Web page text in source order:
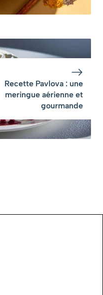
Recette Pavlova : une
meringue aérienne et
gourmande